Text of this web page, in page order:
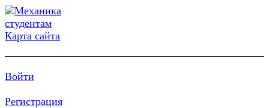
Карта сайта
Войти
Регистрация